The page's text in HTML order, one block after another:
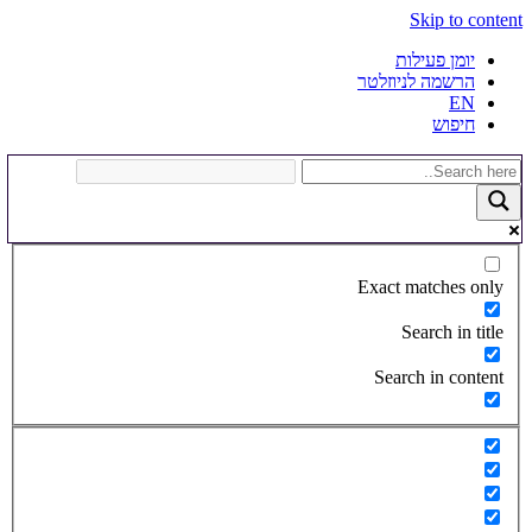
Skip to content
יומן פעילות
הרשמה לניוזלטר
EN
חיפוש
Exact matches only
Search in title
Search in content